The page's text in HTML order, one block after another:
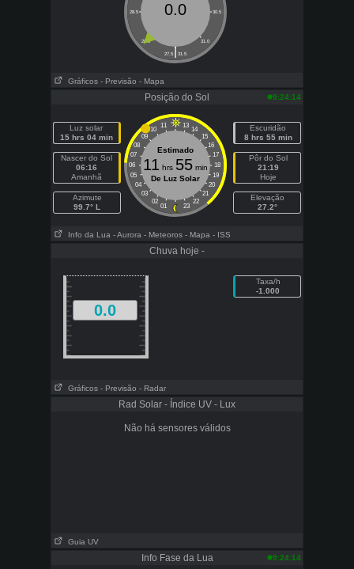
28.5 30.5
28.0 31.0
|
27.5 31.5
0.0
Gráficos - Previsão - Mapa
Posição do Sol 9:24:14
Luz solar
15 hrs 04 min
Nascer do Sol
06:16
Amanhã
Azimute
99.7° L
11 13
10
14
09
15
08
16
07
17
06
18
05
19
04
20
03
21
02
22
01 23
Estimado
11 hrs 55 min
De Luz Solar
Escuridão
8 hrs 55 min
Pôr do Sol
21:19
Hoje
Elevação
27.2°
Info da Lua - Aurora - Meteoros - Mapa - ISS
Chuva hoje -
0.0
Taxa/h
-1.000
Gráficos - Previsão - Radar
Rad Solar - Índice UV - Lux
Não há sensores válidos
Guia UV
Info Fase da Lua 9:24:14